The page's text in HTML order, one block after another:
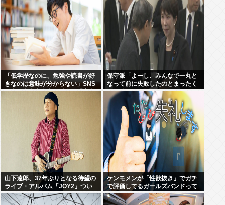
「低学歴なのに、勉強や読書が好
きなのは意味が分からない」SNS
炎上に東大出身者が反応。「高学
歴=地頭もいい」という認識が間
違っているワケ
保守派「よーし、みんなで一丸と
なって前に失敗したのとまったく
同じ道を行くぞ！！」 これなに？
山下達郎、37年ぶりとなる待望の
ライブ・アルバム「JOY2」つい
に完成、10月14日に発売
ケンモメンが「性欲抜き」でガチ
で評価してるガールズバンドって
何？